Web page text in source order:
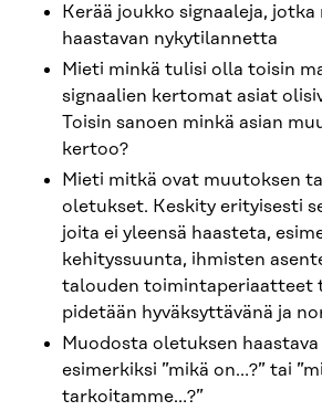
Kerää joukko signaaleja, jotka
haastavan nykytilannetta
Mieti minkä tulisi olla toisin
signaalien kertomat asiat
Toisin sanoen minkä asian
kertoo?
Mieti mitkä ovat muutoksen
oletukset. Keskity erityisesti
joita ei yleensä haasteta,
kehityssuunta, ihmisten
talouden toimintaperiaatteet
pidetään hyväksyttävänä ja
Muodosta oletuksen haastava
esimerkiksi ”mikä on…?” tai
tarkoitamme…?”